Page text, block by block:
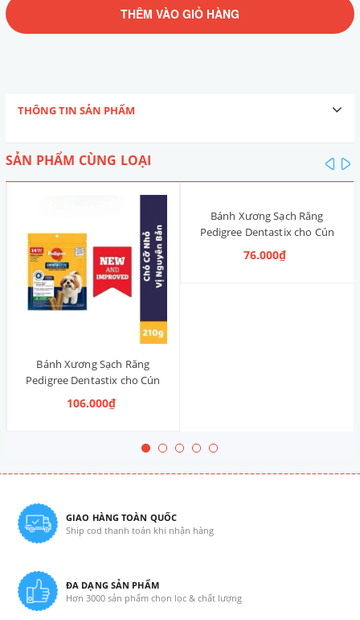
THÊM VÀO GIỎ HÀNG
THÔNG TIN SẢN PHẨM
SẢN PHẨM CÙNG LOẠI
Bánh Xương Sạch Răng
Pedigree Dentastix cho Cún
vừa 210g (14 Thanh, Vị Truyền
Thống)
106.000₫
Bánh Xương Sạch Răng
Pedigree Dentastix cho Cún
nhỏ 120g (14 Thanh, Vị Truyền
Thống)
76.000₫
GIAO HÀNG TOÀN QUỐC
Ship cod thanh toán khi nhận hàng
ĐA DẠNG SẢN PHẨM
Hơn 3000 sản phẩm chọn lọc & chất lượng